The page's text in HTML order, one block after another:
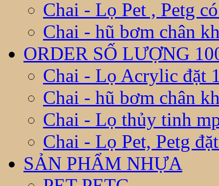
Chai - Lọ Pet , Petg
Chai - hũ bơm chân
ORDER SỐ LƯỢNG
Chai - Lọ Acrylic đặt
Chai - hũ bơm chân
Chai - Lọ thủy tinh
Chai - Lọ Pet, Petg
SẢN PHẨM NHỰA